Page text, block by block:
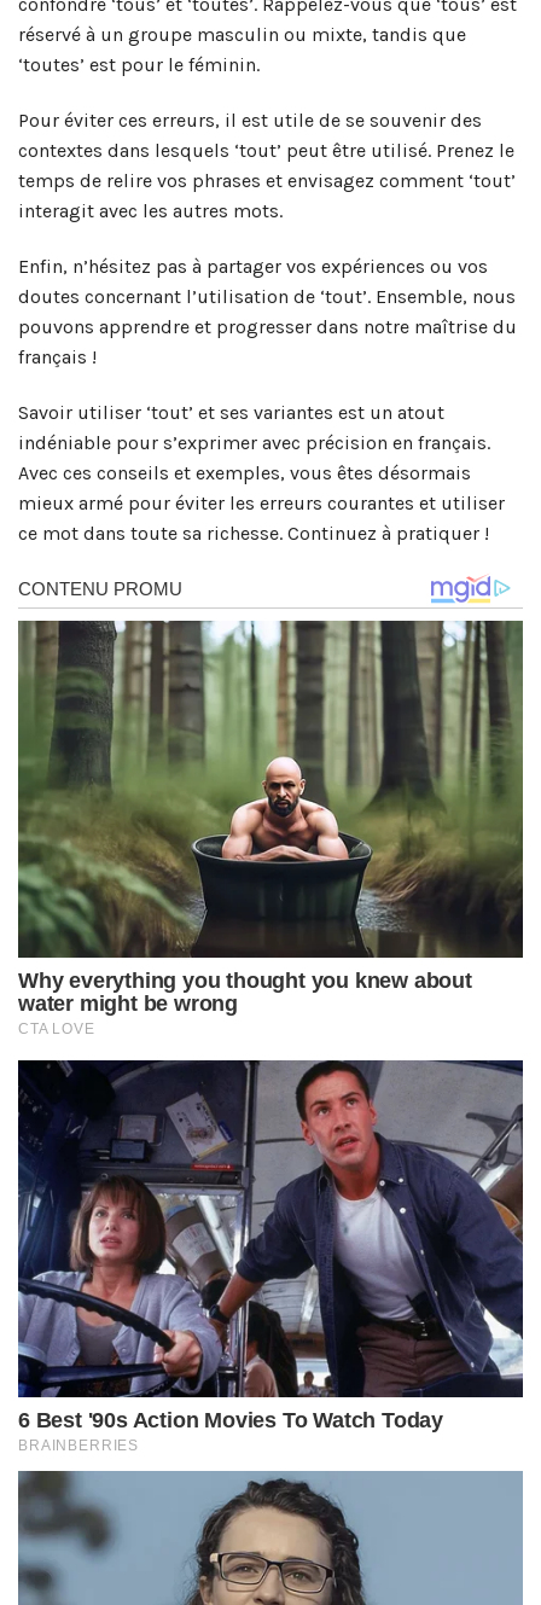
réservé à un groupe masculin ou mixte, tandis que
‘toutes’ est pour le féminin.
Pour éviter ces erreurs, il est utile de se souvenir des
contextes dans lesquels ‘tout’ peut être utilisé. Prenez le
temps de relire vos phrases et envisagez comment ‘tout’
interagit avec les autres mots.
Enfin, n’hésitez pas à partager vos expériences ou vos
doutes concernant l’utilisation de ‘tout’. Ensemble, nous
pouvons apprendre et progresser dans notre maîtrise du
français !
Savoir utiliser ‘tout’ et ses variantes est un atout
indéniable pour s’exprimer avec précision en français.
Avec ces conseils et exemples, vous êtes désormais
mieux armé pour éviter les erreurs courantes et utiliser
ce mot dans toute sa richesse. Continuez à pratiquer !